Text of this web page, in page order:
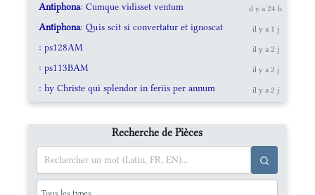
Antiphona: Cumque vidisset ventum il y a 24 h
Antiphona: Quis scit si convertatur et ignoscat il y a 1 j
: ps128AM il y a 2 j
: ps113BAM il y a 2 j
: hy Christe qui splendor in feriis per annum il y a 2 j
Recherche de Pièces